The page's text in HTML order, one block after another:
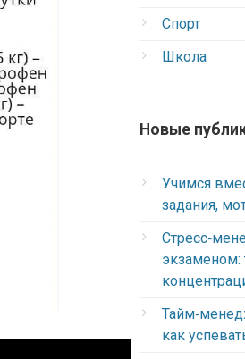
Спорт
Школа
Новые
Учимся
задания,
экзаменом:
как